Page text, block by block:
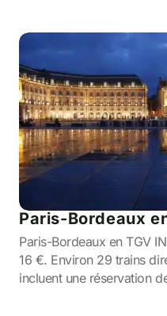
Paris-Bordeaux
Paris-Bordeaux en TGV
16 €. Environ 29 trains
incluent une réservation